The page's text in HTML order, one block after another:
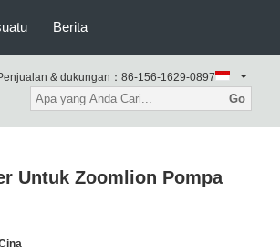
Berita
& dukungan： 86-156-1629-0897
Go
Untuk Zoomlion Pompa